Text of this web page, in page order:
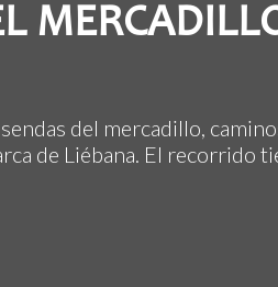
del mercadillo,
de Liébana. El recorrido